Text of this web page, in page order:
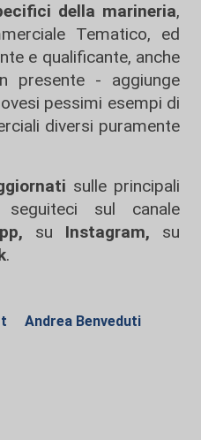
della marineria,
Tematico, ed
e qualificante, anche
presente - aggiunge
pessimi esempi di
diversi puramente
sulle principali
sul canale
su Instagram, su
.
Andrea Benveduti